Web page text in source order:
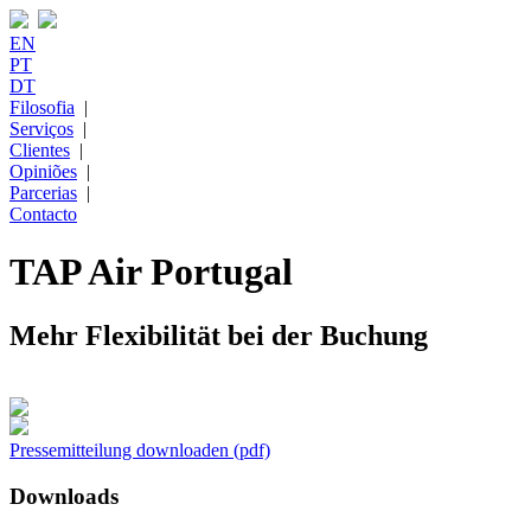
EN
PT
DT
Filosofia |
Serviços |
Clientes |
Opiniões |
Parcerias |
Contacto
TAP Air Portugal
Mehr Flexibilität bei der Buchung
Pressemitteilung downloaden (pdf)
Downloads